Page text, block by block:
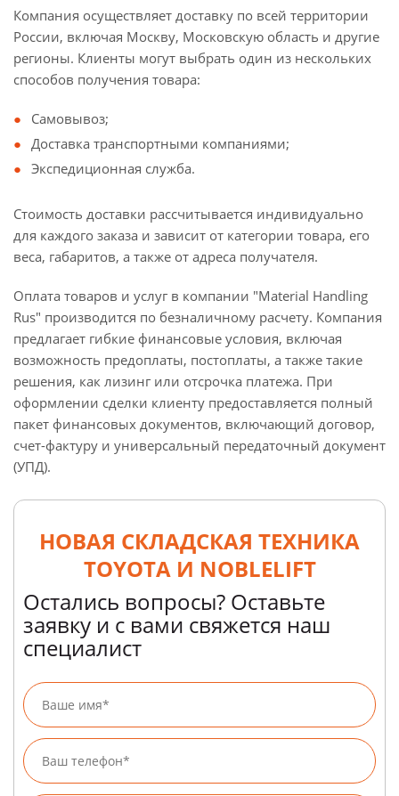
Компания осуществляет доставку по всей территории
России, включая Москву, Московскую область и другие
регионы. Клиенты могут выбрать один из нескольких
способов получения товара:
Самовывоз;
Доставка транспортными компаниями;
Экспедиционная служба.
Стоимость доставки рассчитывается индивидуально
для каждого заказа и зависит от категории товара, его
веса, габаритов, а также от адреса получателя.
Оплата товаров и услуг в компании "Material Handling
Rus" производится по безналичному расчету. Компания
предлагает гибкие финансовые условия, включая
возможность предоплаты, постоплаты, а также такие
решения, как лизинг или отсрочка платежа. При
оформлении сделки клиенту предоставляется полный
пакет финансовых документов, включающий договор,
счет-фактуру и универсальный передаточный документ
(УПД).
НОВАЯ СКЛАДСКАЯ ТЕХНИКА
TOYOTA И NOBLELIFT
Остались вопросы? Оставьте
заявку и с вами свяжется наш
специалист